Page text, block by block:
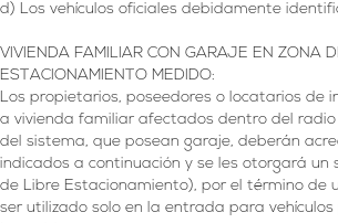
d) Los vehículos oficiales debidamente
VIVIENDA FAMILIAR CON GARAJE EN ZONA
ESTACIONAMIENTO MEDIDO:
Los propietarios, poseedores o locatarios de
a vivienda familiar afectados dentro del
del sistema, que posean garaje, deberán
indicados a continuación y se les otorgará un
de Libre Estacionamiento), por el término de
ser utilizado solo en la entrada para